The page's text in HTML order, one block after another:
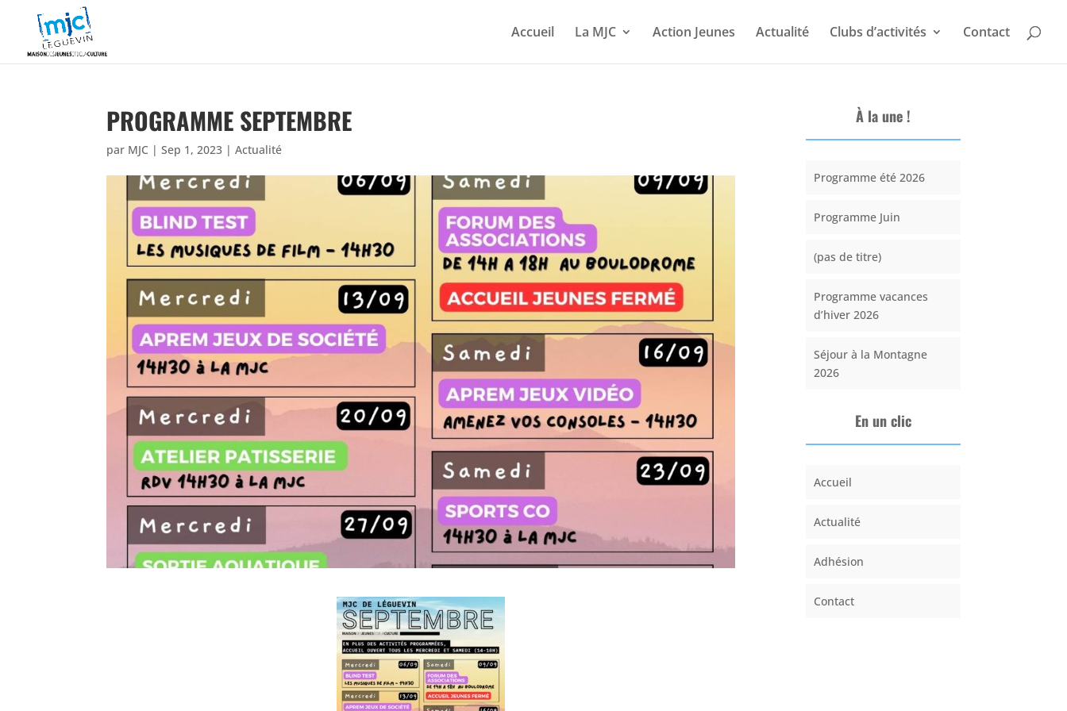
Accueil La MJC Action Jeunes Actualité Clubs d’activités Contact
PROGRAMME SEPTEMBRE
par MJC |Sep 1, 2023 |Actualité
À la une !
Programme été 2026
Programme Juin
(pas de titre)
Programme vacances
d’hiver 2026
Séjour à la Montagne
2026
En un clic
Accueil
Actualité
Adhésion
Contact